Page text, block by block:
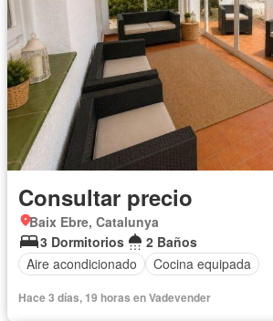
Consultar precio
Baix Ebre, Catalunya
3 Dormitorios
2 Baños
Aire acondicionado
Cocina equipada
Hace 3 días, 19 horas en Vadevender